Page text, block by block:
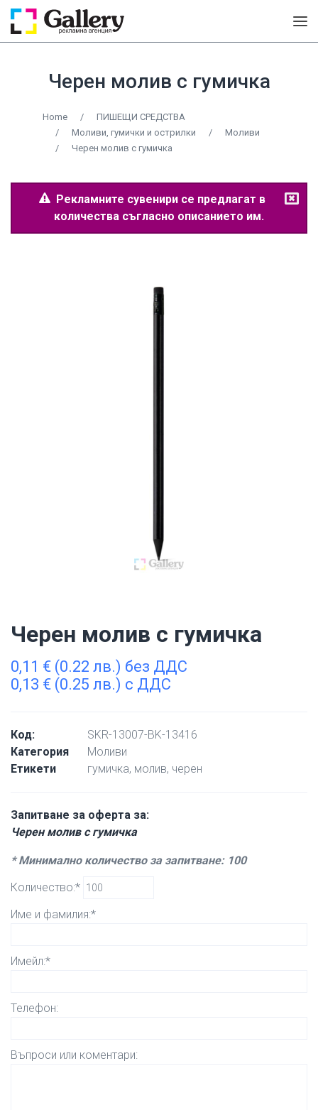
Черен молив с гумичка
Home /
ПИШЕЩИ СРЕДСТВА
/
Моливи, гумички и острилки /
Моливи
/
Черен молив с гумичка
Рекламните сувенири се предлагат в
количества съгласно описанието им.
Черен молив с гумичка
0,11 € (0.22 лв.) без ДДС
0,13 € (0.25 лв.) с ДДС
Код:
SKR-13007-BK-13416
Категория
Моливи
Етикети
гумичка, молив, черен
Запитване за оферта за:
Черен молив с гумичка
* Минимално количество за запитване: 100
Количество:*
Име и фамилия:*
Имейл:*
Телефон:
Въпроси или коментари: